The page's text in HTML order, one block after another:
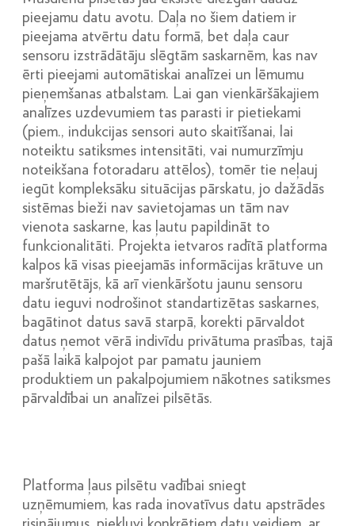
pieejamu datu avotu. Daļa no šiem datiem ir
pieejama atvērtu datu formā, bet daļa caur
sensoru izstrādātāju slēgtām saskarnēm, kas nav
ērti pieejami automātiskai analīzei un lēmumu
pieņemšanas atbalstam. Lai gan vienkāršākajiem
analīzes uzdevumiem tas parasti ir pietiekami
(piem., indukcijas sensori auto skaitīšanai, lai
noteiktu satiksmes intensitāti, vai numurzīmju
noteikšana fotoradaru attēlos), tomēr tie neļauj
iegūt kompleksāku situācijas pārskatu, jo dažādās
sistēmas bieži nav savietojamas un tām nav
vienota saskarne, kas ļautu papildināt to
funkcionalitāti. Projekta ietvaros radītā platforma
kalpos kā visas pieejamās informācijas krātuve un
maršrutētājs, kā arī vienkāršotu jaunu sensoru
datu ieguvi nodrošinot standartizētas saskarnes,
bagātinot datus savā starpā, korekti pārvaldot
datus ņemot vērā indivīdu privātuma prasības, tajā
pašā laikā kalpojot par pamatu jauniem
produktiem un pakalpojumiem nākotnes satiksmes
pārvaldībai un analīzei pilsētās.
Platforma ļaus pilsētu vadībai sniegt
uzņēmumiem, kas rada inovatīvus datu apstrādes